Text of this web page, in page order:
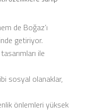
de Boğaz’ı
getiriyor.
ile
sosyal olanaklar,
önlemleri yüksek